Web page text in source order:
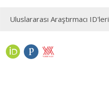
Uluslararası Araştırmacı ID'leri